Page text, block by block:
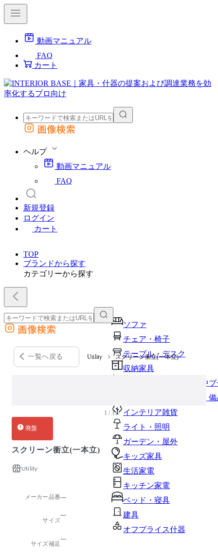
動画マニュアル
FAQ
カート
外部サイトの商品をカートに追加
画像検索
ヘルプ
動画マニュアル
FAQ
新規登録
ログイン
カート
TOP
ブランドから探す
カテゴリーから探す
ソファ
チェア・椅子
テーブル・デスク
収納家具
パーソナルブース・集中
オフィスアクセサリー・
インテリア雑貨
ライト・照明
ガーデン・屋外
キッズ家具
生活家電
キッチン家電
ベッド・寝具
建具
オフプライス什器
外部サイトの商品をカートに追加
他のサイトで見つけた商品ページのURLを貼り付けて、カートに追加できます
画像検索
一覧へ戻る Utility スクリーン衝立(一本立)
1 / 3
廃盤
スクリーン衝立(一本立)
Utility
メーカー品番---
サイズ
---
サイズ補足
---